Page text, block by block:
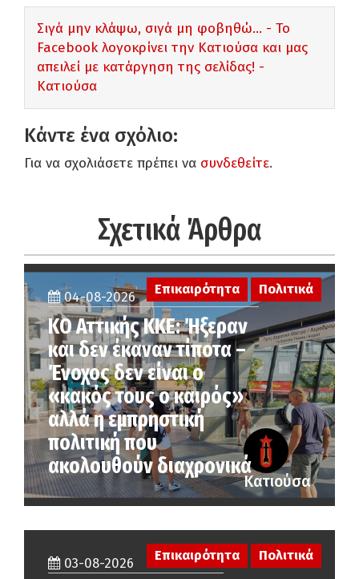
Σιγά μην κλάψω, σιγά μη φοβηθώ... - Το
Facebook λογοκρίνει την Κατιούσα και μας
απειλεί με κατάργηση της σελίδας! -
Κατιούσα
Κάντε ένα σχόλιο:
Για να σχολιάσετε πρέπει να συνδεθείτε.
Σχετικά Άρθρα
Επικαιρότητα Πολιτικά
04-08-2026
KO Αττικής ΚΚΕ: Ήξεραν
και δεν έκαναν τίποτα –
Ένοχος δεν είναι ο
«κακός τους ο καιρός»
αλλά η εµπρηστική
πολιτική που
ακολουθούν διαχρονικά
Κατιούσα
03-08-2026
Επικαιρότητα Πολιτικά